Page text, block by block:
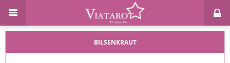
BILSENKRAUT